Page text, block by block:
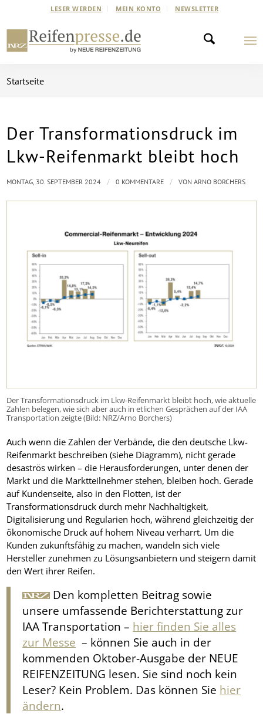
LESER WERDEN MEIN KONTO NEWSLETTER
Startseite
Der Transformationsdruck im
Lkw-Reifenmarkt bleibt hoch
Der Transformationsdruck im Lkw-Reifenmarkt bleibt hoch, wie aktuelle
Zahlen belegen, wie sich aber auch in etlichen Gesprächen auf der IAA
Transportation zeigte (Bild: NRZ/Arno Borchers)
Auch wenn die Zahlen der Verbände, die den deutsche Lkw-
Reifenmarkt beschreiben (siehe Diagramm), nicht gerade
desaströs wirken – die Herausforderungen, unter denen der
Markt und die Marktteilnehmer stehen, bleiben hoch. Gerade
auf Kundenseite, also in den Flotten, ist der
Transformationsdruck durch mehr Nachhaltigkeit,
Digitalisierung und Regularien hoch, während gleichzeitig der
ökonomische Druck auf hohem Niveau verharrt. Um die
Kunden zukunftsfähig zu machen, wandeln sich viele
Hersteller zunehmen zu Lösungsanbietern und steigern damit
den Wert ihrer Reifen.
Den kompletten Beitrag sowie
unsere umfassende Berichterstattung zur
IAA Transportation – hier finden Sie alles
zur Messe – können Sie auch in der
kommenden Oktober-Ausgabe der NEUE
REIFENZEITUNG lesen. Sie sind noch kein
Leser? Kein Problem. Das können Sie hier
ändern.
MONTAG, 30. SEPTEMBER 2024 / 0 KOMMENTARE / VONARNO BORCHERS